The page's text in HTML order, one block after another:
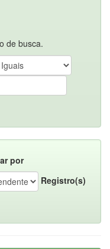
de busca.
por
Registro(s)